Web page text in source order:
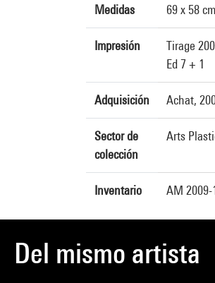
Medidas 69 x 58 cm
Impresión
Tirage
Ed 7 + 1
Adquisición Achat,
Sector de
colección
Arts
Inventario AM 2009-
Del mismo artista